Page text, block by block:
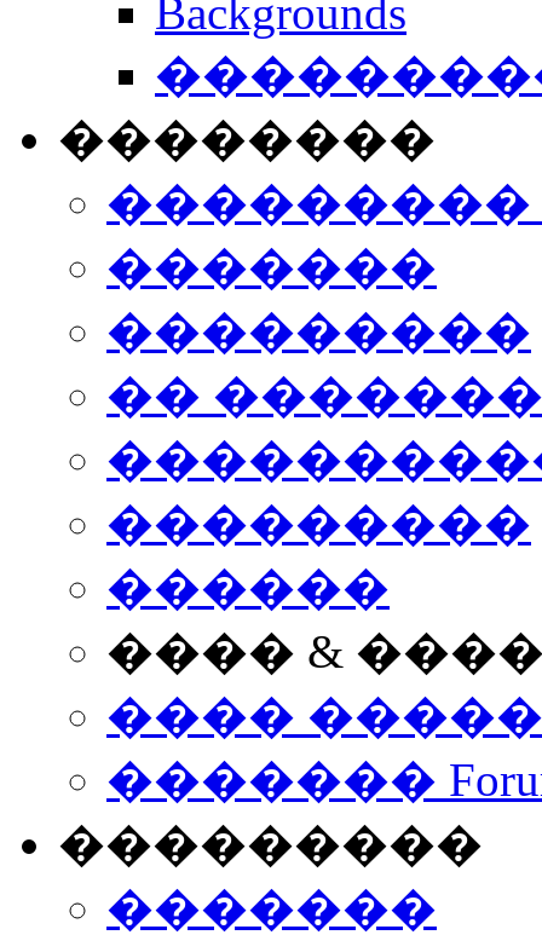
Backgrounds
��������
���������
�������
���������
��
���������
������
���� &
����
�������
���������
�������